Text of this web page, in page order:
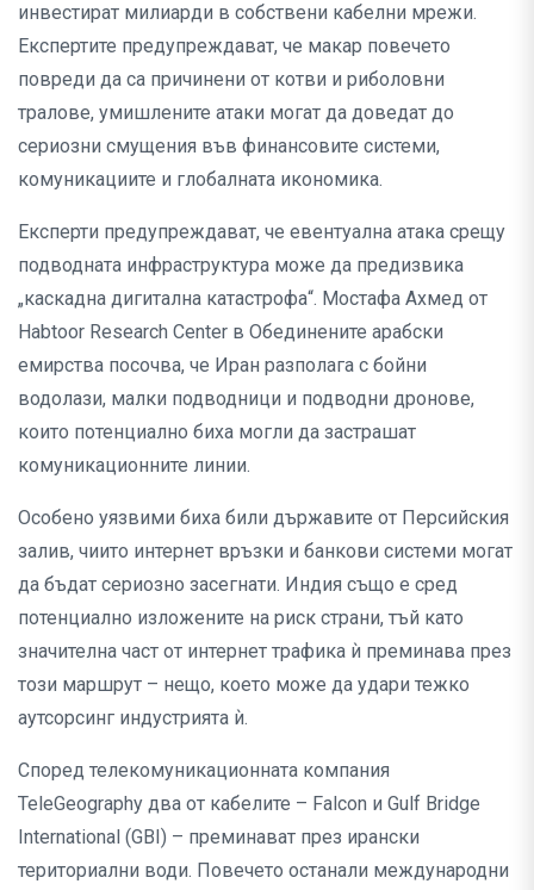
инвестират милиарди в собствени кабелни мрежи.
Експертите предупреждават, че макар повечето
повреди да са причинени от котви и риболовни
тралове, умишлените атаки могат да доведат до
сериозни смущения във финансовите системи,
комуникациите и глобалната икономика.
Експерти предупреждават, че евентуална атака срещу
подводната инфраструктура може да предизвика
„каскадна дигитална катастрофа“. Мостафа Ахмед от
Habtoor Research Center в Обединените арабски
емирства посочва, че Иран разполага с бойни
водолази, малки подводници и подводни дронове,
които потенциално биха могли да застрашат
комуникационните линии.
Особено уязвими биха били държавите от Персийския
залив, чиито интернет връзки и банкови системи могат
да бъдат сериозно засегнати. Индия също е сред
потенциално изложените на риск страни, тъй като
значителна част от интернет трафика ѝ преминава през
този маршрут – нещо, което може да удари тежко
аутсорсинг индустрията ѝ.
Според телекомуникационната компания
TeleGeography два от кабелите – Falcon и Gulf Bridge
International (GBI) – преминават през ирански
териториални води. Повечето останали международни